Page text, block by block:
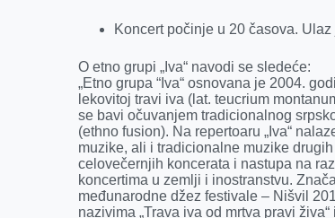
Koncert počinje u 20 časova.
O etno grupi „Iva“ navodi se sledeće:
„Etno grupa “Iva“ osnovana je 2004.
lekovitoj travi iva (lat. teucrium
se bavi očuvanjem tradicionalnog
(ethno fusion). Na repertoaru „Iva“
muzike, ali i tradicionalne muzike
celovečernjih koncerata i nastupa na
koncertima u zemlji i inostranstvu.
međunarodne džez festivale – Nišvil
nazivima „Trava iva od mrtva pravi